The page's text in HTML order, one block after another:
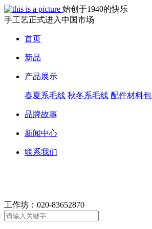
始创于1940的快乐
手工艺正式进入中国市场
首页
新品
产品展示
春夏系毛线 秋冬系毛线 配件材料包
品牌故事
新闻中心
联系我们
工作坊： 020-83652870